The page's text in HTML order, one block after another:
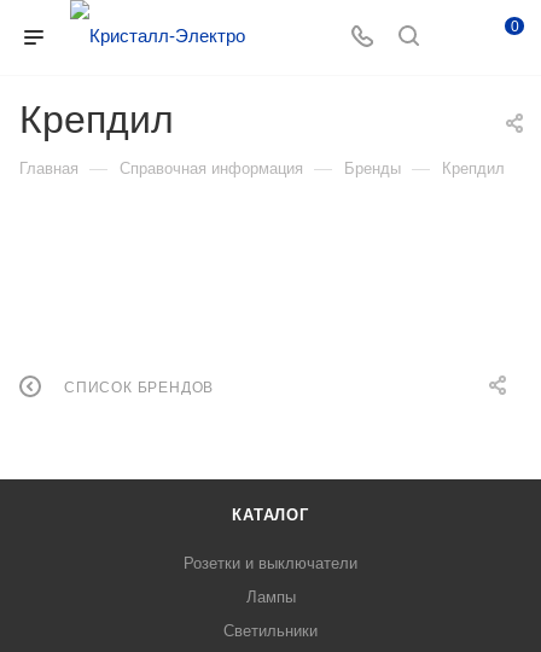
0
Крепдил
Главная — Справочная информация — Бренды — Крепдил
СПИСОК БРЕНДОВ
КАТАЛОГ
Розетки и выключатели
Лампы
Светильники